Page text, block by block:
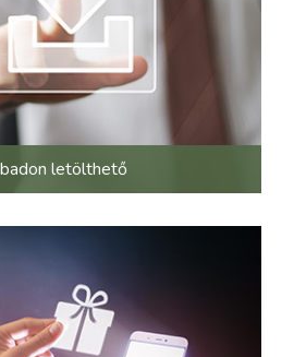
letölthető